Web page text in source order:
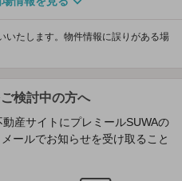
たします。物件情報に誤りがある場
検討中の方へ
産サイトにプレミールSUWAの
ールでお知らせを受け取ること